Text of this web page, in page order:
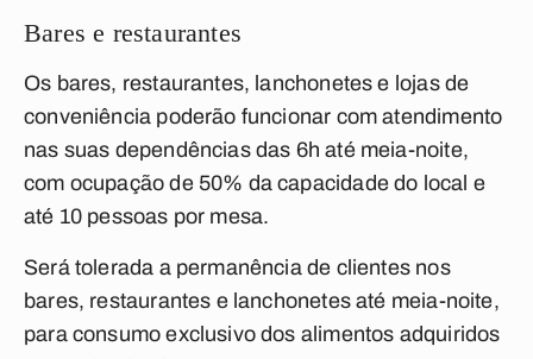
Bares e restaurantes
Os bares, restaurantes, lanchonetes e lojas de
conveniência poderão funcionar com atendimento
nas suas dependências das 6h até meia-noite,
com ocupação de 50% da capacidade do local e
até 10 pessoas por mesa.
Será tolerada a permanência de clientes nos
bares, restaurantes e lanchonetes até meia-noite,
para consumo exclusivo dos alimentos adquiridos